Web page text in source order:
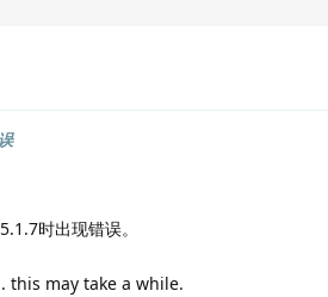
时出现错误。
this may take a while.